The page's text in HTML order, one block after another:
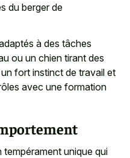
du berger de
à des tâches
ou un chien tirant des
fort instinct de travail et
avec une formation
tempérament unique qui